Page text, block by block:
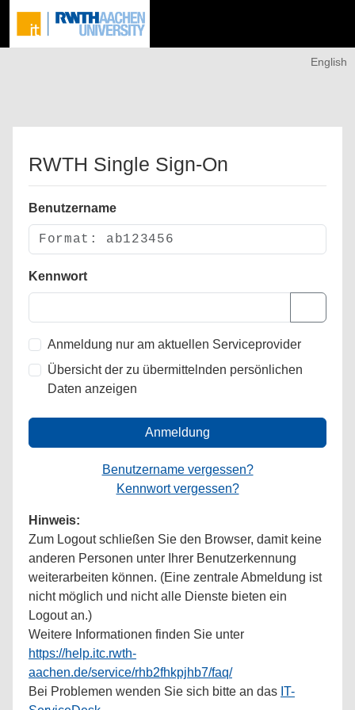
English
RWTH Single Sign-On
Benutzername
Kennwort
Anmeldung nur am aktuellen Serviceprovider
Übersicht der zu übermittelnden persönlichen
Daten anzeigen
Anmeldung
Benutzername vergessen?
Kennwort vergessen?
Hinweis:
Zum Logout schließen Sie den Browser, damit keine
anderen Personen unter Ihrer Benutzerkennung
weiterarbeiten können. (Eine zentrale Abmeldung ist
nicht möglich und nicht alle Dienste bieten ein
Logout an.)
Weitere Informationen finden Sie unter
https://help.itc.rwth-
aachen.de/service/rhb2fhkpjhb7/faq/
Bei Problemen wenden Sie sich bitte an das IT-